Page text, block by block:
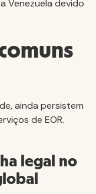
Venezuela devido
ainda persistem
de EOR.
legal no